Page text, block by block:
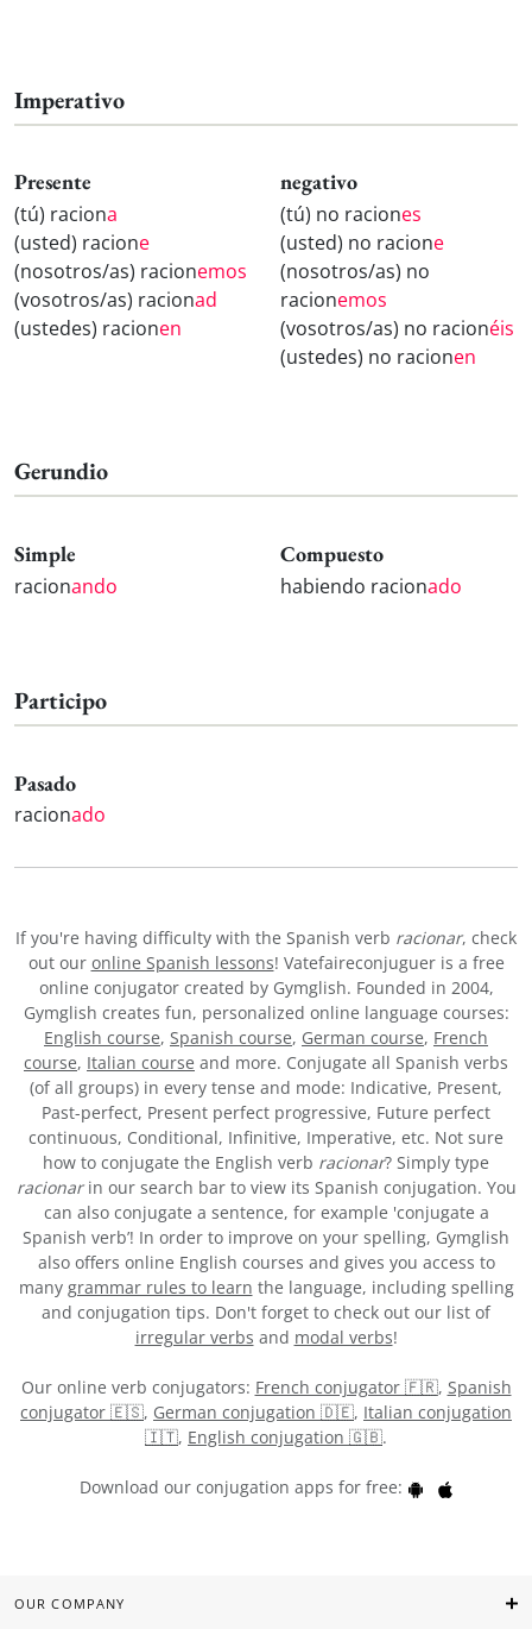
Imperativo
Presente
(tú) raciona
(usted) racione
(nosotros/as) racionemos
(vosotros/as) racionad
(ustedes) racionen
negativo
(tú) no raciones
(usted) no racione
(nosotros/as) no
racionemos
(vosotros/as) no racionéis
(ustedes) no racionen
Gerundio
Simple
racionando
Compuesto
habiendo racionado
Participo
Pasado
racionado
If you're having difficulty with the Spanish verb racionar, check
out our online Spanish lessons! Vatefaireconjuguer is a free
online conjugator created by Gymglish. Founded in 2004,
Gymglish creates fun, personalized online language courses:
English course, Spanish course, German course, French
course, Italian course and more. Conjugate all Spanish verbs
(of all groups) in every tense and mode: Indicative, Present,
Past-perfect, Present perfect progressive, Future perfect
continuous, Conditional, Infinitive, Imperative, etc. Not sure
how to conjugate the English verb racionar? Simply type
racionarin our search bar to view its Spanish conjugation. You
can also conjugate a sentence, for example 'conjugate a
Spanish verb’! In order to improve on your spelling, Gymglish
also offers online English courses and gives you access to
many grammar rules to learn the language, including spelling
and conjugation tips. Don't forget to check out our list of
irregular verbs and modal verbs!
Our online verb conjugators: French conjugator 🇫🇷, Spanish
conjugator 🇪🇸, German conjugation 🇩🇪, Italian conjugation
🇮🇹, English conjugation 🇬🇧.
Download our conjugation apps for free:
OUR COMPANY